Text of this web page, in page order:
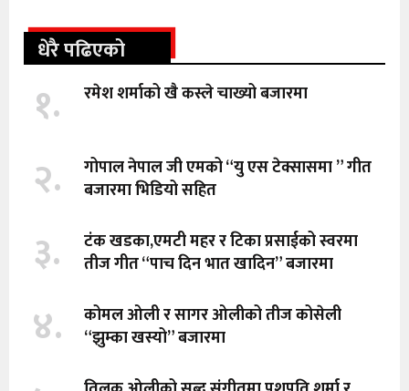
धेरै पढिएको
१. रमेश शर्माको खै कस्ले चाख्यो बजारमा
२.
गोपाल नेपाल जी एमको “यु एस टेक्सासमा ” गीत
बजारमा भिडियो सहित
३.
टंक खडका,एमटी महर र टिका प्रसाईको स्वरमा
तीज गीत “पाच दिन भात खादिन” बजारमा
४.
कोमल ओली र सागर ओलीको तीज कोसेली
“झुम्का खस्यो” बजारमा